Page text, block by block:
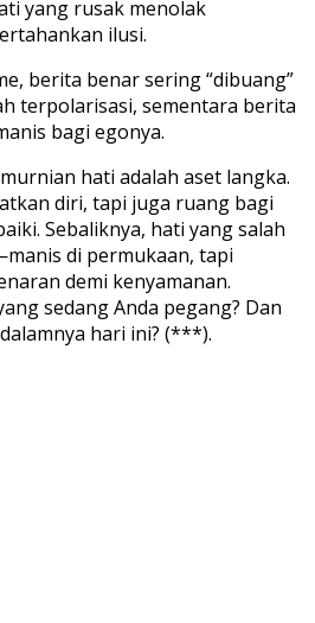
yang rusak menolak
ilusi.
berita benar sering “dibuang”
terpolarisasi, sementara berita
bagi egonya.
hati adalah aset langka.
diri, tapi juga ruang bagi
Sebaliknya, hati yang salah
di permukaan, tapi
demi kenyamanan.
sedang Anda pegang? Dan
hari ini? (***).